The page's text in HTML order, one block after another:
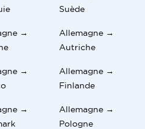
Suède
→
Allemagne →
Autriche
→
Allemagne →
Finlande
→
Allemagne →
Pologne